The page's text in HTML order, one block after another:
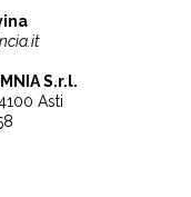
S.r.l.
Asti